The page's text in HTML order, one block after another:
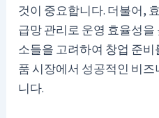
것이 중요합니다. 더불어,
급망 관리로 운영 효율성
소들을 고려하여 창업 준
품 시장에서 성공적인 비
니다.